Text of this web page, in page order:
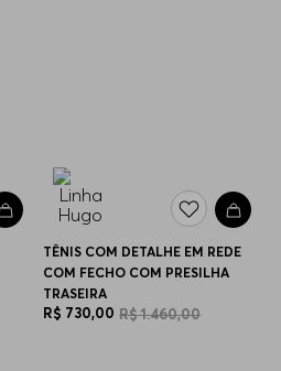
TÊNIS COM DETALHE EM REDE
COM FECHO COM PRESILHA
TRASEIRA
R$ 730,00 R$1.460,00